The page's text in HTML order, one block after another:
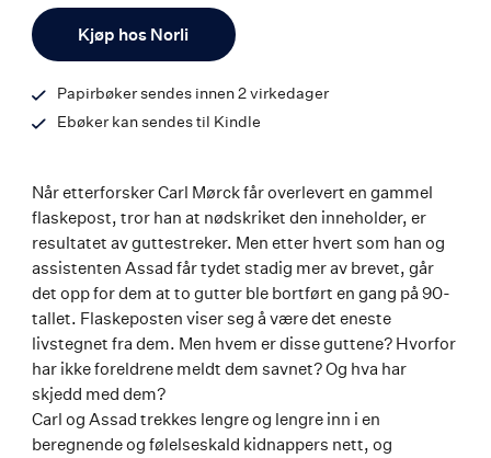
Kjøp hos Norli
9788203216107
Papirbøker sendes innen 2 virkedager
Ebøker kan sendes til Kindle
Når etterforsker Carl Mørck får overlevert en gammel
flaskepost, tror han at nødskriket den inneholder, er
resultatet av guttestreker. Men etter hvert som han og
assistenten Assad får tydet stadig mer av brevet, går
det opp for dem at to gutter ble bortført en gang på 90-
tallet. Flaskeposten viser seg å være det eneste
livstegnet fra dem. Men hvem er disse guttene? Hvorfor
har ikke foreldrene meldt dem savnet? Og hva har
skjedd med dem?
Carl og Assad trekkes lengre og lengre inn i en
beregnende og følelseskald kidnappers nett, og